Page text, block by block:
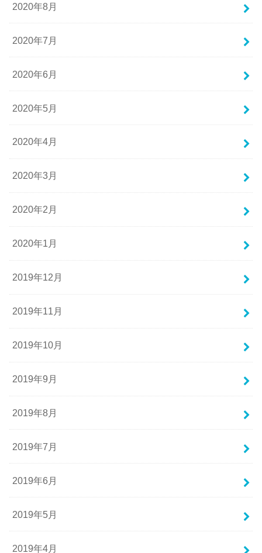
2020年8月
2020年7月
2020年6月
2020年5月
2020年4月
2020年3月
2020年2月
2020年1月
2019年12月
2019年11月
2019年10月
2019年9月
2019年8月
2019年7月
2019年6月
2019年5月
2019年4月